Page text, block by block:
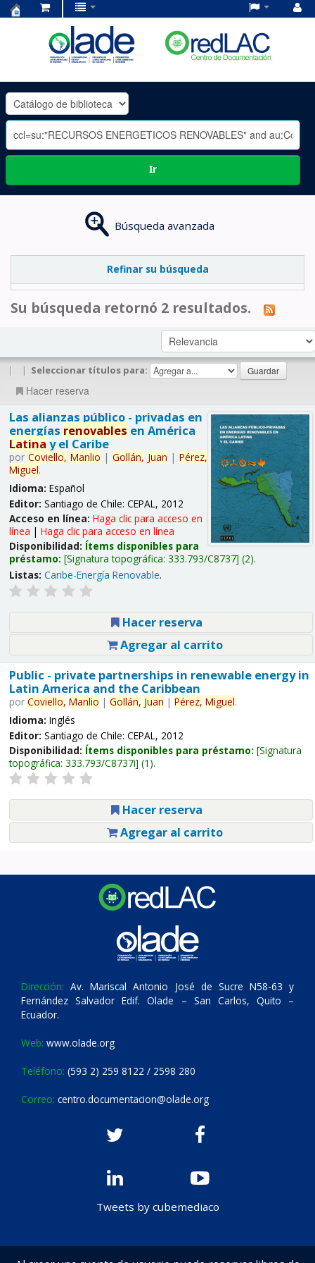
OLADE
-
Ir
Búsqueda avanzada
Refinar su búsqueda
Su búsqueda retornó 2 resultados.
| | Seleccionar títulos para:
Hacer reserva
Las alianzas público - privadas en
energías renovables en América
Latina y el Caribe
por Coviello, Manlio | Gollán, Juan | Pérez,
Miguel.
Idioma: Español
Editor: Santiago de Chile: CEPAL, 2012
Acceso en línea: Haga clic para acceso en
línea | Haga clic para acceso en línea
Disponibilidad: Ítems disponibles para
préstamo: Signatura topográfica: 333.793/C8737 (2).
Listas: Caribe-Energía Renovable.
Hacer reserva
Agregar al carrito
Public - private partnerships in renewable energy in
Latin America and the Caribbean
por Coviello, Manlio | Gollán, Juan | Pérez, Miguel.
Idioma: Inglés
Editor: Santiago de Chile: CEPAL, 2012
Disponibilidad: Ítems disponibles para préstamo: Signatura
topográfica: 333.793/C8737i (1).
Hacer reserva
Agregar al carrito
Dirección: Av. Mariscal Antonio José de Sucre N58-63 y
Fernández Salvador Edif. Olade – San Carlos, Quito –
Ecuador.
Web: www.olade.org
Teléfono: (593 2) 259 8122 / 2598 280
Correo: centro.documentacion@olade.org
Tweets by cubemediaco